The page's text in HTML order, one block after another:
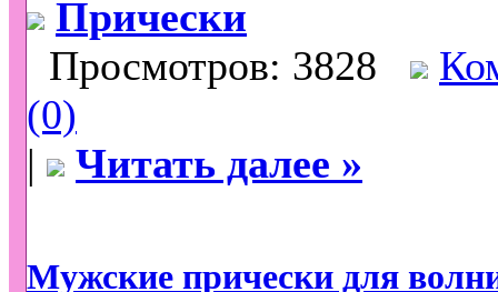
Прически
Просмотров: 3828
(0)
|
Читать далее »
Мужские прически для